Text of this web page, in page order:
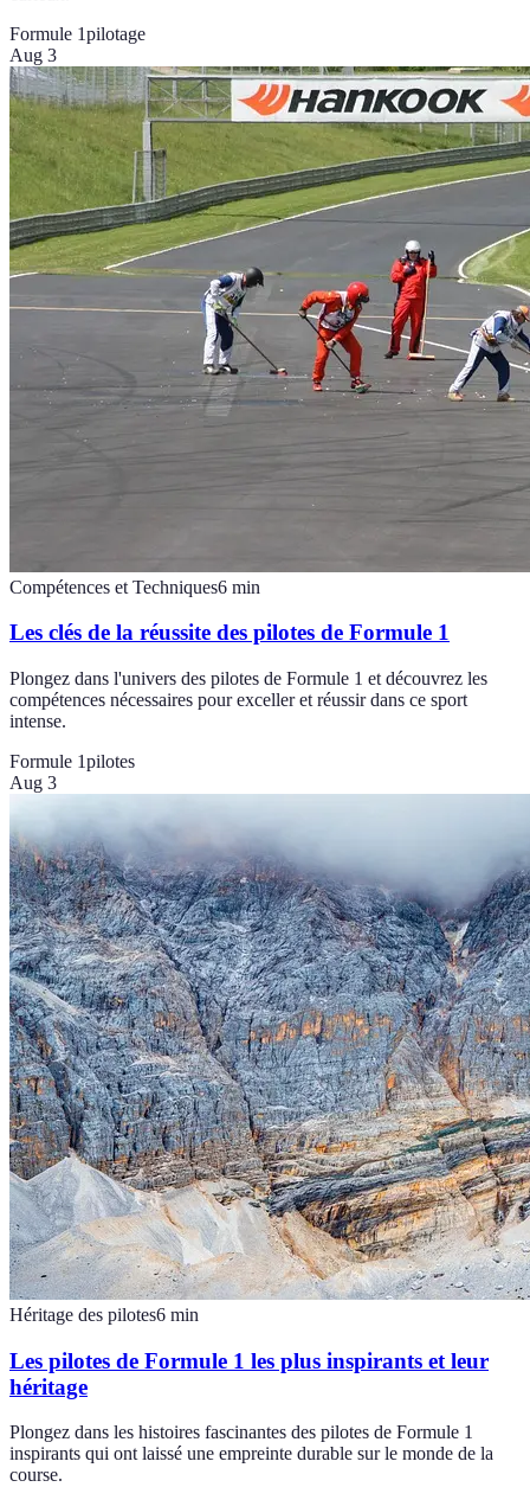
Formule 1pilotage
Aug 3
Compétences et Techniques6 min
Les clés de la réussite des pilotes de Formule 1
Plongez dans l'univers des pilotes de Formule 1 et découvrez les
compétences nécessaires pour exceller et réussir dans ce sport
intense.
Formule 1pilotes
Aug 3
Héritage des pilotes6 min
Les pilotes de Formule 1 les plus inspirants et leur
héritage
Plongez dans les histoires fascinantes des pilotes de Formule 1
inspirants qui ont laissé une empreinte durable sur le monde de la
course.